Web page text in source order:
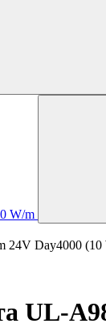
W/m
24V Day4000
UL-